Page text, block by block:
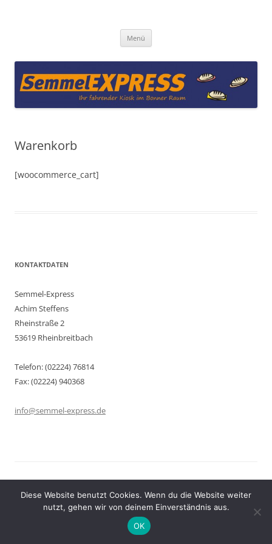
Menü
Warenkorb
[woocommerce_cart]
KONTAKTDATEN
Semmel-Express
Achim Steffens
Rheinstraße 2
53619 Rheinbreitbach
Telefon: (02224) 76814
Fax: (02224) 940368
info@semmel-express.de
Diese Website benutzt Cookies. Wenn du die Website weiter
nutzt, gehen wir von deinem Einverständnis aus.
OK